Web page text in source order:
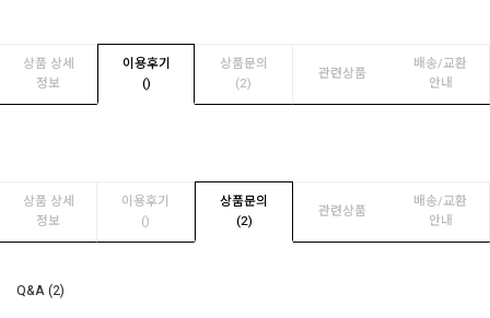
상품 상세
정보
이용후기
()
상품문의
(2)
관련상품
배송/교환
안내
상품 상세
정보
이용후기
()
상품문의
(2)
관련상품
배송/교환
안내
Q&A (2)